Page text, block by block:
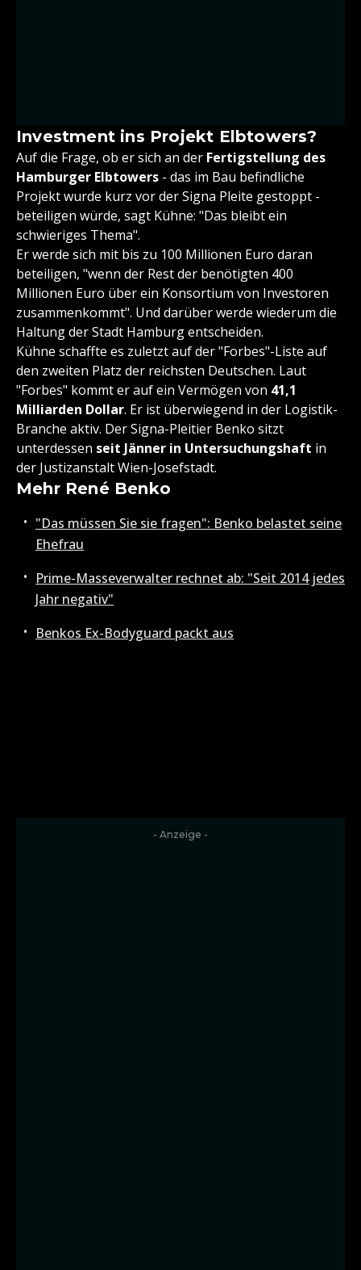
Investment ins Projekt Elbtowers?
Auf die Frage, ob er sich an der Fertigstellung des
Hamburger Elbtowers - das im Bau befindliche
Projekt wurde kurz vor der Signa Pleite gestoppt -
beteiligen würde, sagt Kühne: "Das bleibt ein
schwieriges Thema".
Er werde sich mit bis zu 100 Millionen Euro daran
beteiligen, "wenn der Rest der benötigten 400
Millionen Euro über ein Konsortium von Investoren
zusammenkommt". Und darüber werde wiederum die
Haltung der Stadt Hamburg entscheiden.
Kühne schaffte es zuletzt auf der "Forbes"-Liste auf
den zweiten Platz der reichsten Deutschen. Laut
"Forbes" kommt er auf ein Vermögen von 41,1
Milliarden Dollar. Er ist überwiegend in der Logistik-
Branche aktiv. Der Signa-Pleitier Benko sitzt
unterdessen seit Jänner in Untersuchungshaft in
der Justizanstalt Wien-Josefstadt.
Mehr René Benko
"Das müssen Sie sie fragen": Benko belastet seine
Ehefrau
Prime-Masseverwalter rechnet ab: "Seit 2014 jedes
Jahr negativ"
Benkos Ex-Bodyguard packt aus
- Anzeige -